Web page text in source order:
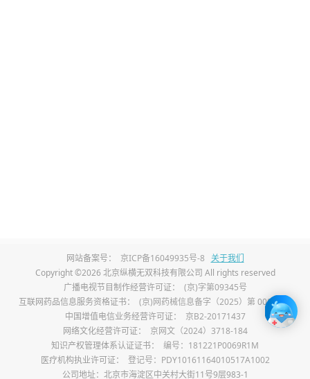
改善勃起功能有利。但需注意避免过度运动
导致的身体疲劳，运动时要注意强度适中。
3、保持良好心态
心理因素对硬度有很大影响。要学会调整心
网站备案号： 京ICP备16049935号-8 关于我们
Copyright ©2026 北京纵横无双科技有限公司 All rights reserved
广播电视节目制作经营许可证：
(京)字第09345号
互联网药品信息服务资格证书：
(京)网药械信息备字（2025）第 00017 号
中国增值电信业务经营许可证：
京B2-20171437
网络文化经营许可证：
京网文（2024）3718-184
知识产权管理体系认证证书：
编号：181221P0069R1M
医疗机构执业许可证：
登记号：PDY10161164010517A1002
公司地址：北京市海淀区中关村大街11号9层983-1